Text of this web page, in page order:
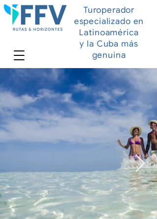
Turoperador
especializado en
Latinoamérica
y la Cuba más
genuina